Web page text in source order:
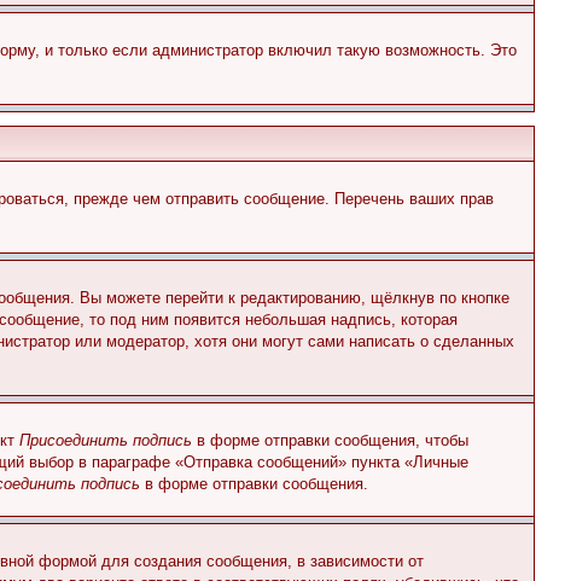
и только если администратор включил такую возможность. Это
прежде чем отправить сообщение. Перечень ваших прав
Вы можете перейти к редактированию, щёлкнув по кнопке
то под ним появится небольшая надпись, которая
или модератор, хотя они могут сами написать о сделанных
Присоединить подпись в форме отправки сообщения, чтобы
выбор в параграфе «Отправка сообщений» пункта «Личные
подпись в форме отправки сообщения.
формой для создания сообщения, в зависимости от